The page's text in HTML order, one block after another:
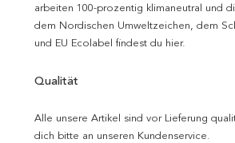
arbeiten 100-prozentig klimaneutral und
dem Nordischen Umweltzeichen, dem
und EU Ecolabel findest du hier.
Qualität
Alle unsere Artikel sind vor Lieferung
dich bitte an unseren Kundenservice.